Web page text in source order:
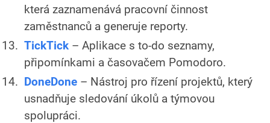
která zaznamenává pracovní činnost
zaměstnanců a generuje reporty.
TickTick – Aplikace s to-do seznamy,
připomínkami a časovačem Pomodoro.
DoneDone – Nástroj pro řízení projektů, který
usnadňuje sledování úkolů a týmovou
spolupráci.